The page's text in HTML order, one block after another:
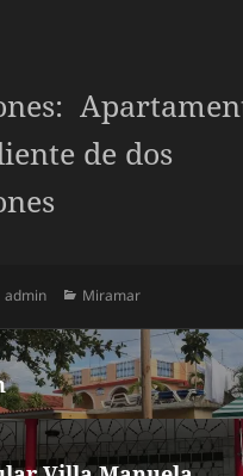
de dos
Autor
admin Categorías
Miramar